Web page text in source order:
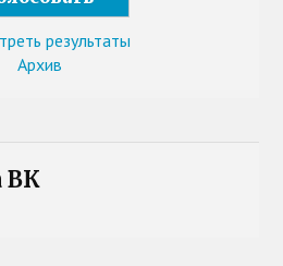
результаты
Архив
ВК